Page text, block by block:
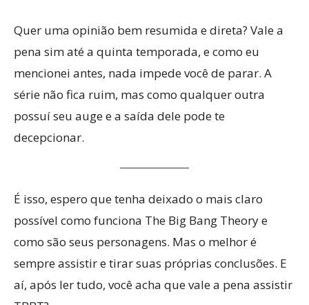
Quer uma opinião bem resumida e direta? Vale a
pena sim até a quinta temporada, e como eu
mencionei antes, nada impede você de parar. A
série não fica ruim, mas como qualquer outra
possuí seu auge e a saída dele pode te
decepcionar.
É isso, espero que tenha deixado o mais claro
possível como funciona The Big Bang Theory e
como são seus personagens. Mas o melhor é
sempre assistir e tirar suas próprias conclusões. E
aí, após ler tudo, você acha que vale a pena assistir